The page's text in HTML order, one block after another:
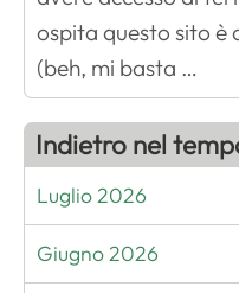
ospita questo sito è
(beh, mi basta …
Indietro nel
Luglio 2026
Giugno 2026